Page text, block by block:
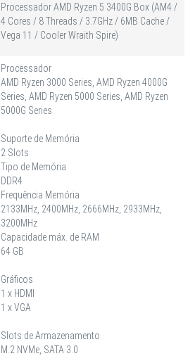
Processador AMD Ryzen 5 3400G Box (AM4 /
4 Cores / 8 Threads / 3.7GHz / 6MB Cache /
Vega 11 / Cooler Wraith Spire)
Processador
AMD Ryzen 3000 Series, AMD Ryzen 4000G
Series, AMD Ryzen 5000 Series, AMD Ryzen
5000G Series
Suporte de Memória
2 Slots
Tipo de Memória
DDR4
Frequência Memória
2133MHz, 2400MHz, 2666MHz, 2933MHz,
3200MHz
Capacidade máx. de RAM
64 GB
Gráficos
1 x HDMI
1 x VGA
Slots de Armazenamento
M.2 NVMe, SATA 3.0